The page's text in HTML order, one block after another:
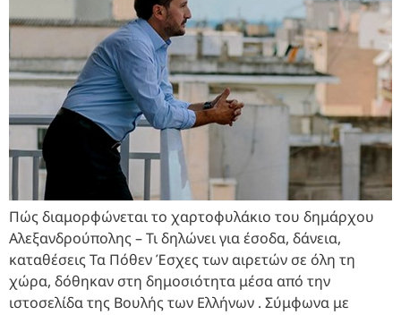
Πώς διαμορφώνεται το χαρτοφυλάκιο του δημάρχου
Αλεξανδρούπολης – Τι δηλώνει για έσοδα, δάνεια,
καταθέσεις Τα Πόθεν Έσχες των αιρετών σε όλη τη
χώρα, δόθηκαν στη δημοσιότητα μέσα από την
ιστοσελίδα της Βουλής των Ελλήνων . Σύμφωνα με